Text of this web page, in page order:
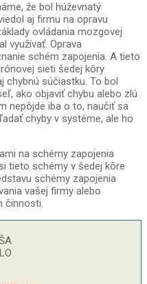
že bol húževnatý
aj firmu na opravu
ovládania mozgovej
využívať. Oprava
schém zapojenia. A tieto
sieti šedej kôry
chybnú súčiastku. To bol
ako objaviť chybu alebo zlú
nepôjde iba o to, naučiť sa
chyby v systéme, ale ho
na schémy zapojenia
tieto schémy v šedej kôre
schémy zapojenia
vašej firmy alebo
činnosti.